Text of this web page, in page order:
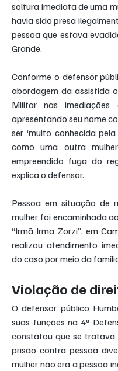
soltura imediata de uma
havia sido presa
pessoa que estava
Grande.
Conforme o defensor
abordagem da assistida
Militar nas imediações
apresentando seu nome
ser ‘muito conhecida
como uma outra
empreendido fuga do
explica o defensor.
Pessoa em situação de
mulher foi encaminhada
“Irmã Irma Zorzi”, em
realizou atendimento
do caso por meio da
Violação de
O defensor público
suas funções na 4ª
constatou que se tratava
prisão contra pessoa
mulher não era a pessoa